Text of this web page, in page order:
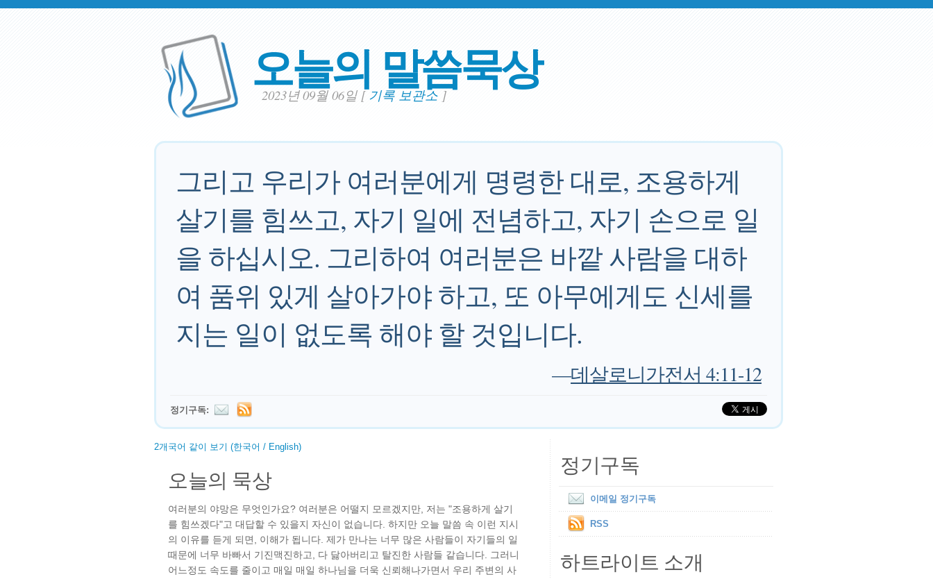
오늘의 말씀묵상
2023년 09월 06일 [기록 보관소]
그리고 우리가 여러분에게 명령한 대로, 조용하게
살기를 힘쓰고, 자기 일에 전념하고, 자기 손으로 일
을 하십시오. 그리하여 여러분은 바깥 사람을 대하
여 품위 있게 살아가야 하고, 또 아무에게도 신세를
지는 일이 없도록 해야 할 것입니다.
—데살로니가전서 4:11-12
정기구독:
2개국어 같이 보기 (한국어 / English)
오늘의 묵상
여러분의 야망은 무엇인가요? 여러분은 어떨지 모르겠지만, 저는 "조용하게 살기
를 힘쓰겠다"고 대답할 수 있을지 자신이 없습니다. 하지만 오늘 말씀 속 이런 지시
의 이유를 듣게 되면, 이해가 됩니다. 제가 만나는 너무 많은 사람들이 자기들의 일
때문에 너무 바빠서 기진맥진하고, 다 닳아버리고 탈진한 사람들 같습니다. 그러니
어느정도 속도를 줄이고 매일 매일 하나님을 더욱 신뢰해나가면서 우리 주변의 사
정기구독
이메일 정기구독
RSS
하트라이트 소개